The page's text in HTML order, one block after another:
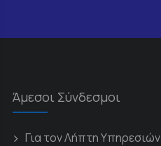
Άμεσοι Σύνδεσμοι
Για τον Λήπτη Υπηρεσιών